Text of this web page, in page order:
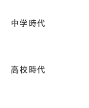
中学時代
高校時代